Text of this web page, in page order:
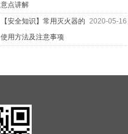
意点讲解
2020-05-16
【安全知识】常用灭火器的
使用方法及注意事项